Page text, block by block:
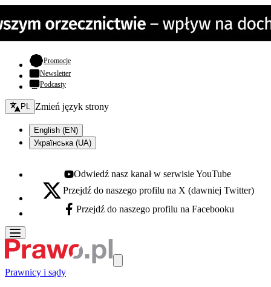
Promocje- otwiera się w nowej karcie
Newsletter
Podcasty
Zmień język - bieżący:
PL Zmień język strony
English (EN)
Українська (UA)
Youtube - otwiera się w nowej karcie
Odwiedź nasz kanał w serwisie YouTube
X - otwiera się w nowej karcie
Przejdź do naszego profilu na X (dawniej Twitter)
Facebook - otwiera się w nowej karcie
Przejdź do naszego profilu na Facebooku
Prawnicy i sądy